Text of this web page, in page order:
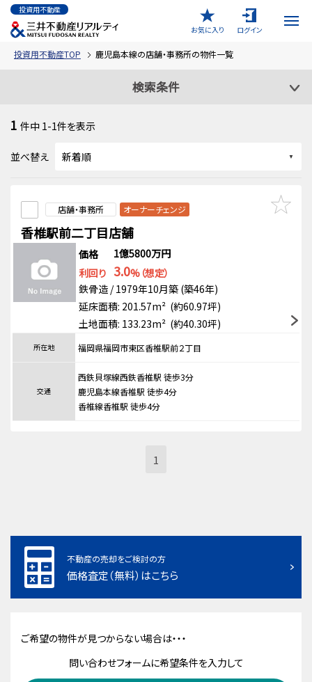
投資用不動産
お気に入り
ログイン
投資用不動産TOP 鹿児島本線の店舗・事務所の物件一覧
検索条件
1 件中 1-1件を表示
並べ替え
店舗・事務所 オーナーチェンジ
香椎駅前二丁目店舗
価格
1億5800万円
利回り 3.0%（想定）
鉄骨造 / 1979年10月築 (築46年)
延床面積: 201.57m² (約60.97坪)
土地面積: 133.23m² (約40.30坪)
所在地 福岡県福岡市東区香椎駅前２丁目
交通
西鉄貝塚線西鉄香椎駅 徒歩3分
鹿児島本線香椎駅 徒歩4分
香椎線香椎駅 徒歩4分
1
不動産の売却をご検討の方
価格査定（無料）はこちら
ご希望の物件が見つからない場合は・・・
問い合わせフォームに希望条件を入力して